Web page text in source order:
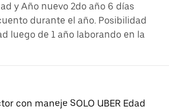
y Año nuevo 2do año 6 días
durante el año. Posibilidad
luego de 1 año laborando en la
con maneje SOLO UBER Edad